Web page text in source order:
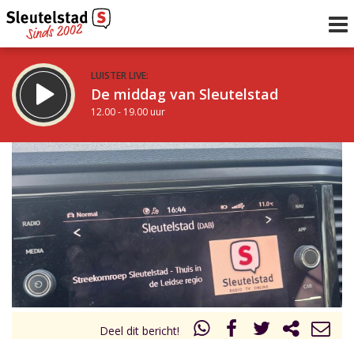
LUISTER LIVE:
De middag van Sleutelstad
12.00 - 19.00 uur
STRAKS:
De avond van Sleutelstad
19.00 - 22.00 uur
Vorig uur
uur 1 van 0 Volgend uur
Deel dit bericht!